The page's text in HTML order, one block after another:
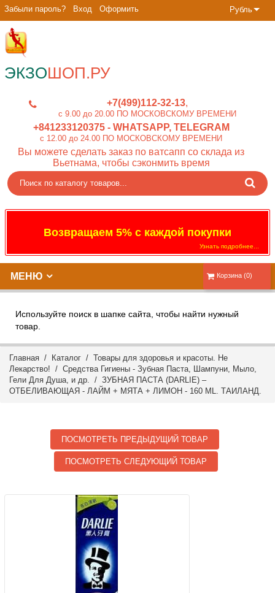
Рубль
Забыли пароль? Вход Оформить
ЭКЗОШОП.РУ
+7(499)112-32-13
c 9.00 до 20.00 ПО МОСКОВСКОМУ ВРЕМЕНИ
+841233120375- WHATSAPP, TELEGRAM
c 12.00 до 24.00 ПО МОСКОВСКОМУ ВРЕМЕНИ
Вы можете сделать заказ по ватсапп со склада из
Вьетнама, чтобы сэконмить время
Возвращаем 5% с каждой покупки
Узнать подробнее...
Корзина (0)
МЕНЮ
Используйте поиск в шапке сайта, чтобы найти нужный
товар.
Главная / Каталог / Товары для здоровья и красоты. Не
Лекарство! / Средства Гигиены - Зубная Паста, Шампуни, Мыло,
Гели Для Душа, и др. / ЗУБНАЯ ПАСТА (DARLIE) –
ОТБЕЛИВАЮЩАЯ - ЛАЙМ + МЯТА + ЛИМОН - 160 ML. ТАИЛАНД.
ПОСМОТРЕТЬ ПРЕДЫДУЩИЙ ТОВАР
ПОСМОТРЕТЬ СЛЕДУЮЩИЙ ТОВАР